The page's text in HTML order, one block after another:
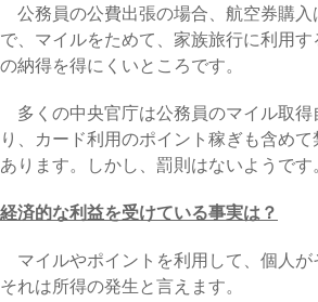
公務員の公費出張の場合、航空券購入
で、マイルをためて、家族旅行に利用
の納得を得にくいところです。
多くの中央官庁は公務員のマイル取得
り、カード利用のポイント稼ぎも含め
あります。しかし、罰則はないようです。
経済的な利益を受けている事実は？
マイルやポイントを利用して、個人が
それは所得の発生と言えます。